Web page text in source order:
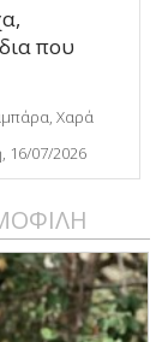
που
Χαρά
16/07/2026